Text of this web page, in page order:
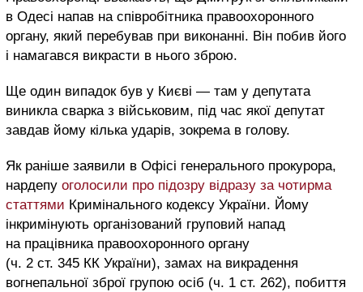
в Одесі напав на співробітника правоохоронного
органу, який перебував при виконанні. Він побив його
і намагався викрасти в нього зброю.
Ще один випадок був у Києві — там у депутата
виникла сварка з військовим, під час якої депутат
завдав йому кілька ударів, зокрема в голову.
Як раніше заявили в Офісі генерального прокурора,
нардепу оголосили про підозру відразу за чотирма
статтями Кримінального кодексу України. Йому
інкримінують організований груповий напад
на працівника правоохоронного органу
(ч. 2 ст. 345 КК України), замах на викрадення
вогнепальної зброї групою осіб (ч. 1 ст. 262), побиття